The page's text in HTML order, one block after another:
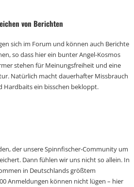
von Berichten
sich im Forum und können auch Berichte
so dass hier ein bunter Angel-Kosmos
stehen für Meinungsfreiheit und eine
Natürlich macht dauerhafter Missbrauch
Hardbaits ein bisschen bekloppt.
der unsere Spinnfischer-Community um
Dann fühlen wir uns nicht so allein. In
in Deutschlands größtem
Anmeldungen können nicht lügen – hier